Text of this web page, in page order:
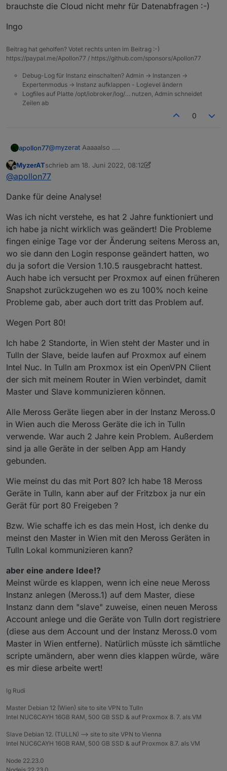
brauchste die Cloud nicht mehr für Datenabfragen :-)
Ingo
Beitrag hat geholfen? Votet rechts unten im Beitrag :-)
https://paypal.me/Apollon77 / https://github.com/sponsors/Apollon77
Debug-Log für Instanz einschalten? Admin -> Instanzen ->
Expertenmodus -> Instanz aufklappen - Loglevel ändern
Logfiles auf Platte /opt/iobroker/log/… nutzen, Admin schneidet
Zeilen ab
0
apollon77@myzerat Aaaaalso ....
1.) Der Lokale Modus ist bei der komisch WEIL Lokale
Anfragen an die Geräte im 192.168.1.x er Netz nicht
versuch der lokalen Kommunikation und das
miteinander Reden können dann wäre der Lokale
Modus für Dich nutzbar. Man müsste Port 80
erlauben, wenn Du das willst.
bekommt er von den Geräten keine Antwort ... erst
17:00 bis 17:18 wo auch die Meross Cloud die
Devices nicht erreichen konnte.
... Damit gingen alle die lokal erreichbar waren
weiterhin und die die nur per Cloud erreichbar
waren gingen nicht mehr und die MQTT Lib hat
immer "Server unavailable" gesagt ... Da es aber mit
einem Neustart der Instanz "sofort" geht mus man
wohl anstelle "Reconnect" eher die ganze MQTT
Verbindung neu erstellen.
Ok, ich überlege mir mal was.
Also am einfachsten wäre es wenn dein ioBroekr
Host lokal mit den .1er Geräten reden dürfte ... dann
brauchste die Cloud nicht mehr für Datenabfragen
:-)
Ingo
Offline
MyzerATschrieb am 18. Juni 2022, 08:12
zuletzt editiert von MyzerAT
@apollon77
Danke für deine Analyse!
Was ich nicht verstehe, es hat 2 Jahre funktioniert und
ich habe ja nicht wirklich was geändert! Die Probleme
fingen einige Tage vor der Änderung seitens Meross an,
wo sie dann den Login response geändert hatten, wo
du ja sofort die Version 1.10.5 rausgebracht hattest.
Auch habe ich versucht per Proxmox auf einen früheren
Snapshot zurückzugehen wo es zu 100% noch keine
Probleme gab, aber auch dort tritt das Problem auf.
Wegen Port 80!
Ich habe 2 Standorte, in Wien steht der Master und in
Tulln der Slave, beide laufen auf Proxmox auf einem
Intel Nuc. In Tulln am Proxmox ist ein OpenVPN Client
der sich mit meinem Router in Wien verbindet, damit
Master und Slave kommunizieren können.
Alle Meross Geräte liegen aber in der Instanz Meross.0
in Wien auch die Meross Geräte die ich in Tulln
verwende. War auch 2 Jahre kein Problem. Außerdem
sind ja alle Geräte in der selben App am Handy
gebunden.
Wie meinst du das mit Port 80? Ich habe 18 Meross
Geräte in Tulln, kann aber auf der Fritzbox ja nur ein
Gerät für port 80 Freigeben ?
Bzw. Wie schaffe ich es das mein Host, ich denke du
meinst den Master in Wien mit den Meross Geräten in
Tulln Lokal kommunizieren kann?
aber eine andere Idee!?
Meinst würde es klappen, wenn ich eine neue Meross
Instanz anlegen (Meross.1) auf dem Master, diese
Instanz dann dem "slave" zuweise, einen neuen Meross
Account anlege und die Geräte von Tulln dort registriere
(diese aus dem Account und der Instanz Meross.0 vom
Master in Wien entferne). Natürlich müsste ich sämtliche
scripte umändern, aber wenn dies klappen würde, wäre
es mir diese arbeite wert!
lg Rudi
Master Debian 12 (Wien) site to site VPN to Tulln
Intel NUC6CAYH 16GB RAM, 500 GB SSD & auf Proxmox 8. 7. als VM
Slave Debian 12. (TULLN) --> site to site VPN to Vienna
Intel NUC6CAYH 16GB RAM, 500 GB SSD & auf Proxmox 8.7. als VM
Node 22.23.0